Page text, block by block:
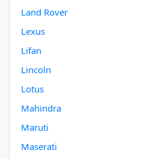
Land Rover
Lexus
Lifan
Lincoln
Lotus
Mahindra
Maruti
Maserati